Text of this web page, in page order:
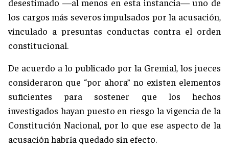
desestimado —al menos en esta instancia— uno de
los cargos más severos impulsados por la acusación,
vinculado a presuntas conductas contra el orden
constitucional.
De acuerdo a lo publicado por la Gremial, los jueces
consideraron que “por ahora” no existen elementos
suficientes para sostener que los hechos
investigados hayan puesto en riesgo la vigencia de la
Constitución Nacional, por lo que ese aspecto de la
acusación habría quedado sin efecto.